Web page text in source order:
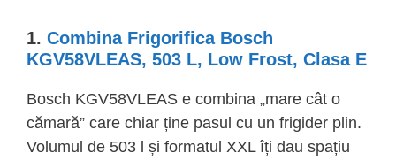
1. Combina Frigorifica Bosch
KGV58VLEAS, 503 L, Low Frost, Clasa E
Bosch KGV58VLEAS e combina „mare cât o
cămară” care chiar ține pasul cu un frigider plin.
Volumul de 503 l și formatul XXL îți dau spațiu